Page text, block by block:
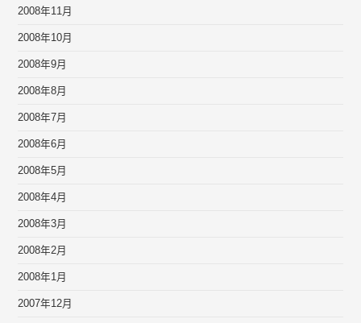
2008年11月
2008年10月
2008年9月
2008年8月
2008年7月
2008年6月
2008年5月
2008年4月
2008年3月
2008年2月
2008年1月
2007年12月